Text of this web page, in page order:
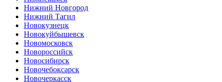
Нижний Новгород
Нижний Тагил
Новокузнецк
Новокуйбышевск
Новомосковск
Новороссийск
Новосибирск
Новочебоксарск
Новочеркасск